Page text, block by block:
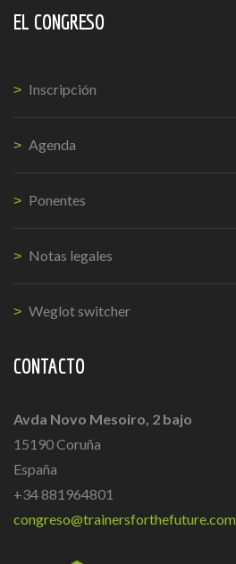
EL CONGRESO
Inscripción
Agenda
Ponentes
Notas legales
Weglot switcher
CONTACTO
Avda Novo Mesoiro, 2 bajo
15190 Coruña
España
+34 881964801
congreso@trainersforthefuture.com